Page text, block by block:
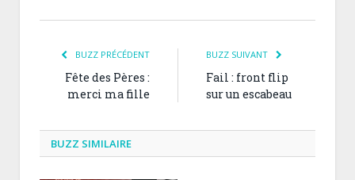
BUZZ PRÉCÉDENT
Fête des Pères :
merci ma fille
BUZZ SUIVANT
Fail : front flip
sur un escabeau
BUZZ SIMILAIRE